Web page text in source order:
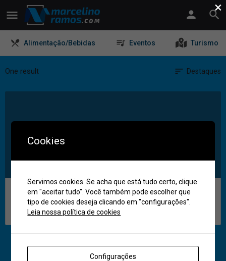
Alimentação/Bebidas Eventos Turismo
One result Destaques
Balsa para Travessia RS-SC
Marcelino Ramos
×
Cookies
Servimos cookies. Se acha que está tudo certo, clique
em "aceitar tudo". Você também pode escolher que
tipo de cookies deseja clicando em "configurações".
Leia nossa política de cookies
Configurações